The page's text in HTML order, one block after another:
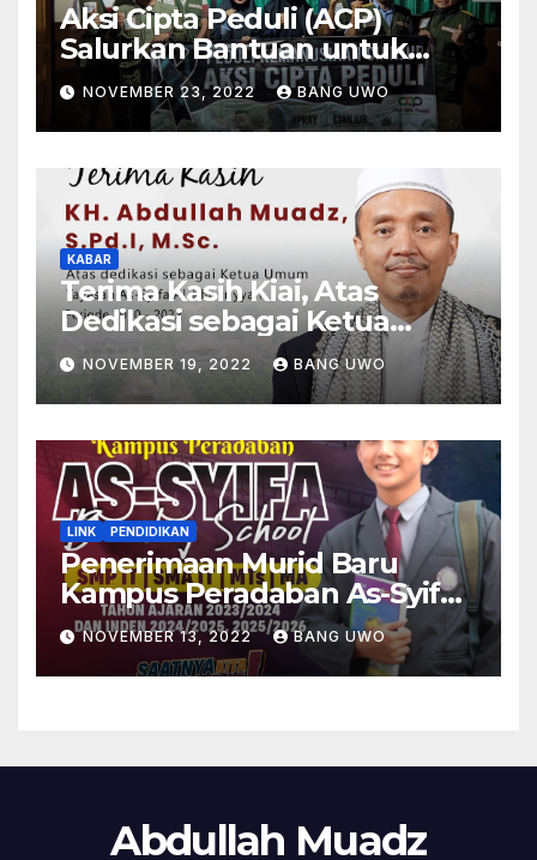
Aksi Cipta Peduli (ACP)
Salurkan Bantuan untuk
Korban Terdampak Gempa
Bumi Cianjur
NOVEMBER 23, 2022 BANG UWO
KABAR
Terima Kasih Kiai, Atas
Dedikasi sebagai Ketua
Umum periode (2010-2022)
NOVEMBER 19, 2022 BANG UWO
LINK PENDIDIKAN
Penerimaan Murid Baru
Kampus Peradaban As-Syifa
Boarding School Subang
NOVEMBER 13, 2022 BANG UWO
Abdullah Muadz